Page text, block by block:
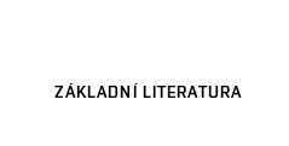
ZÁKLADNÍ LITERATURA